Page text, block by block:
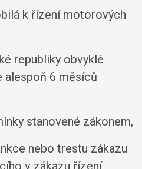
k řízení motorových
republiky obvyklé
alespoň 6 měsíců
stanovené zákonem,
nebo trestu zákazu
v zákazu řízení